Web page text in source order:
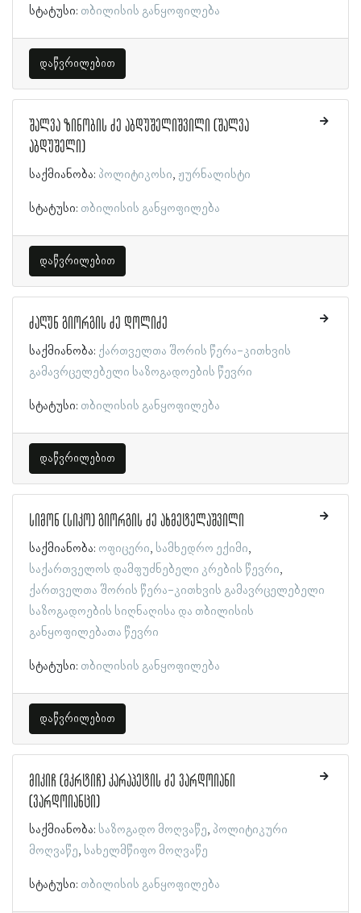
სტატუსი: თბილისის განყოფილება
დაწვრილებით
შალვა ზინობის ძე აბდუშელიშვილი (შალვა
აბდუშელი)
საქმიანობა: პოლიტიკოსი ჟურნალისტი
სტატუსი: თბილისის განყოფილება
დაწვრილებით
ძაღუნ გიორგის ძე დოლიძე
საქმიანობა: ქართველთა შორის წერა-კითხვის
გამავრცელებელი საზოგადოების წევრი
სტატუსი: თბილისის განყოფილება
დაწვრილებით
სიმონ (სიკო) გიორგის ძე ახმეტელაშვილი
საქმიანობა: ოფიცერი სამხედრო ექიმი
საქართველოს დამფუძნებელი კრების წევრი
ქართველთა შორის წერა-კითხვის გამავრცელებელი
საზოგადოების სიღნაღისა და თბილისის
განყოფილებათა წევრი
სტატუსი: თბილისის განყოფილება
დაწვრილებით
მიკიჩ (მკრტიჩ) კარაპეტის ძე ვარდოიანი
(ვარდოიანცი)
საქმიანობა: საზოგადო მოღვაწე პოლიტიკური
მოღვაწე სახელმწიფო მოღვაწე
სტატუსი: თბილისის განყოფილება